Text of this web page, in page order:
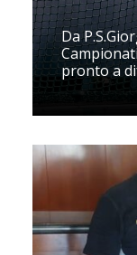
Da
pronto a